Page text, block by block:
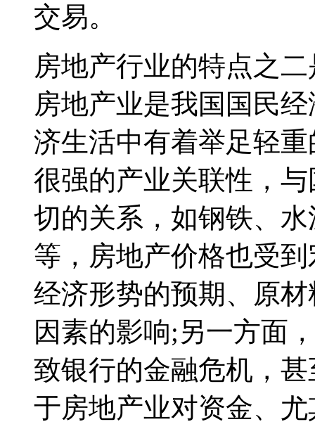
交易。
房地产行业的特点之
房地产业是我国国民
济生活中有着举足轻
很强的产业关联性，
切的关系，如钢铁、
等，房地产价格也受
经济形势的预期、原
因素的影响;另一方面
致银行的金融危机，
于房地产业对资金、